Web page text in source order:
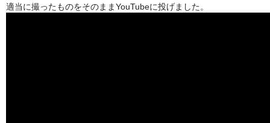
適当に撮ったものをそのままYouTubeに投げました。